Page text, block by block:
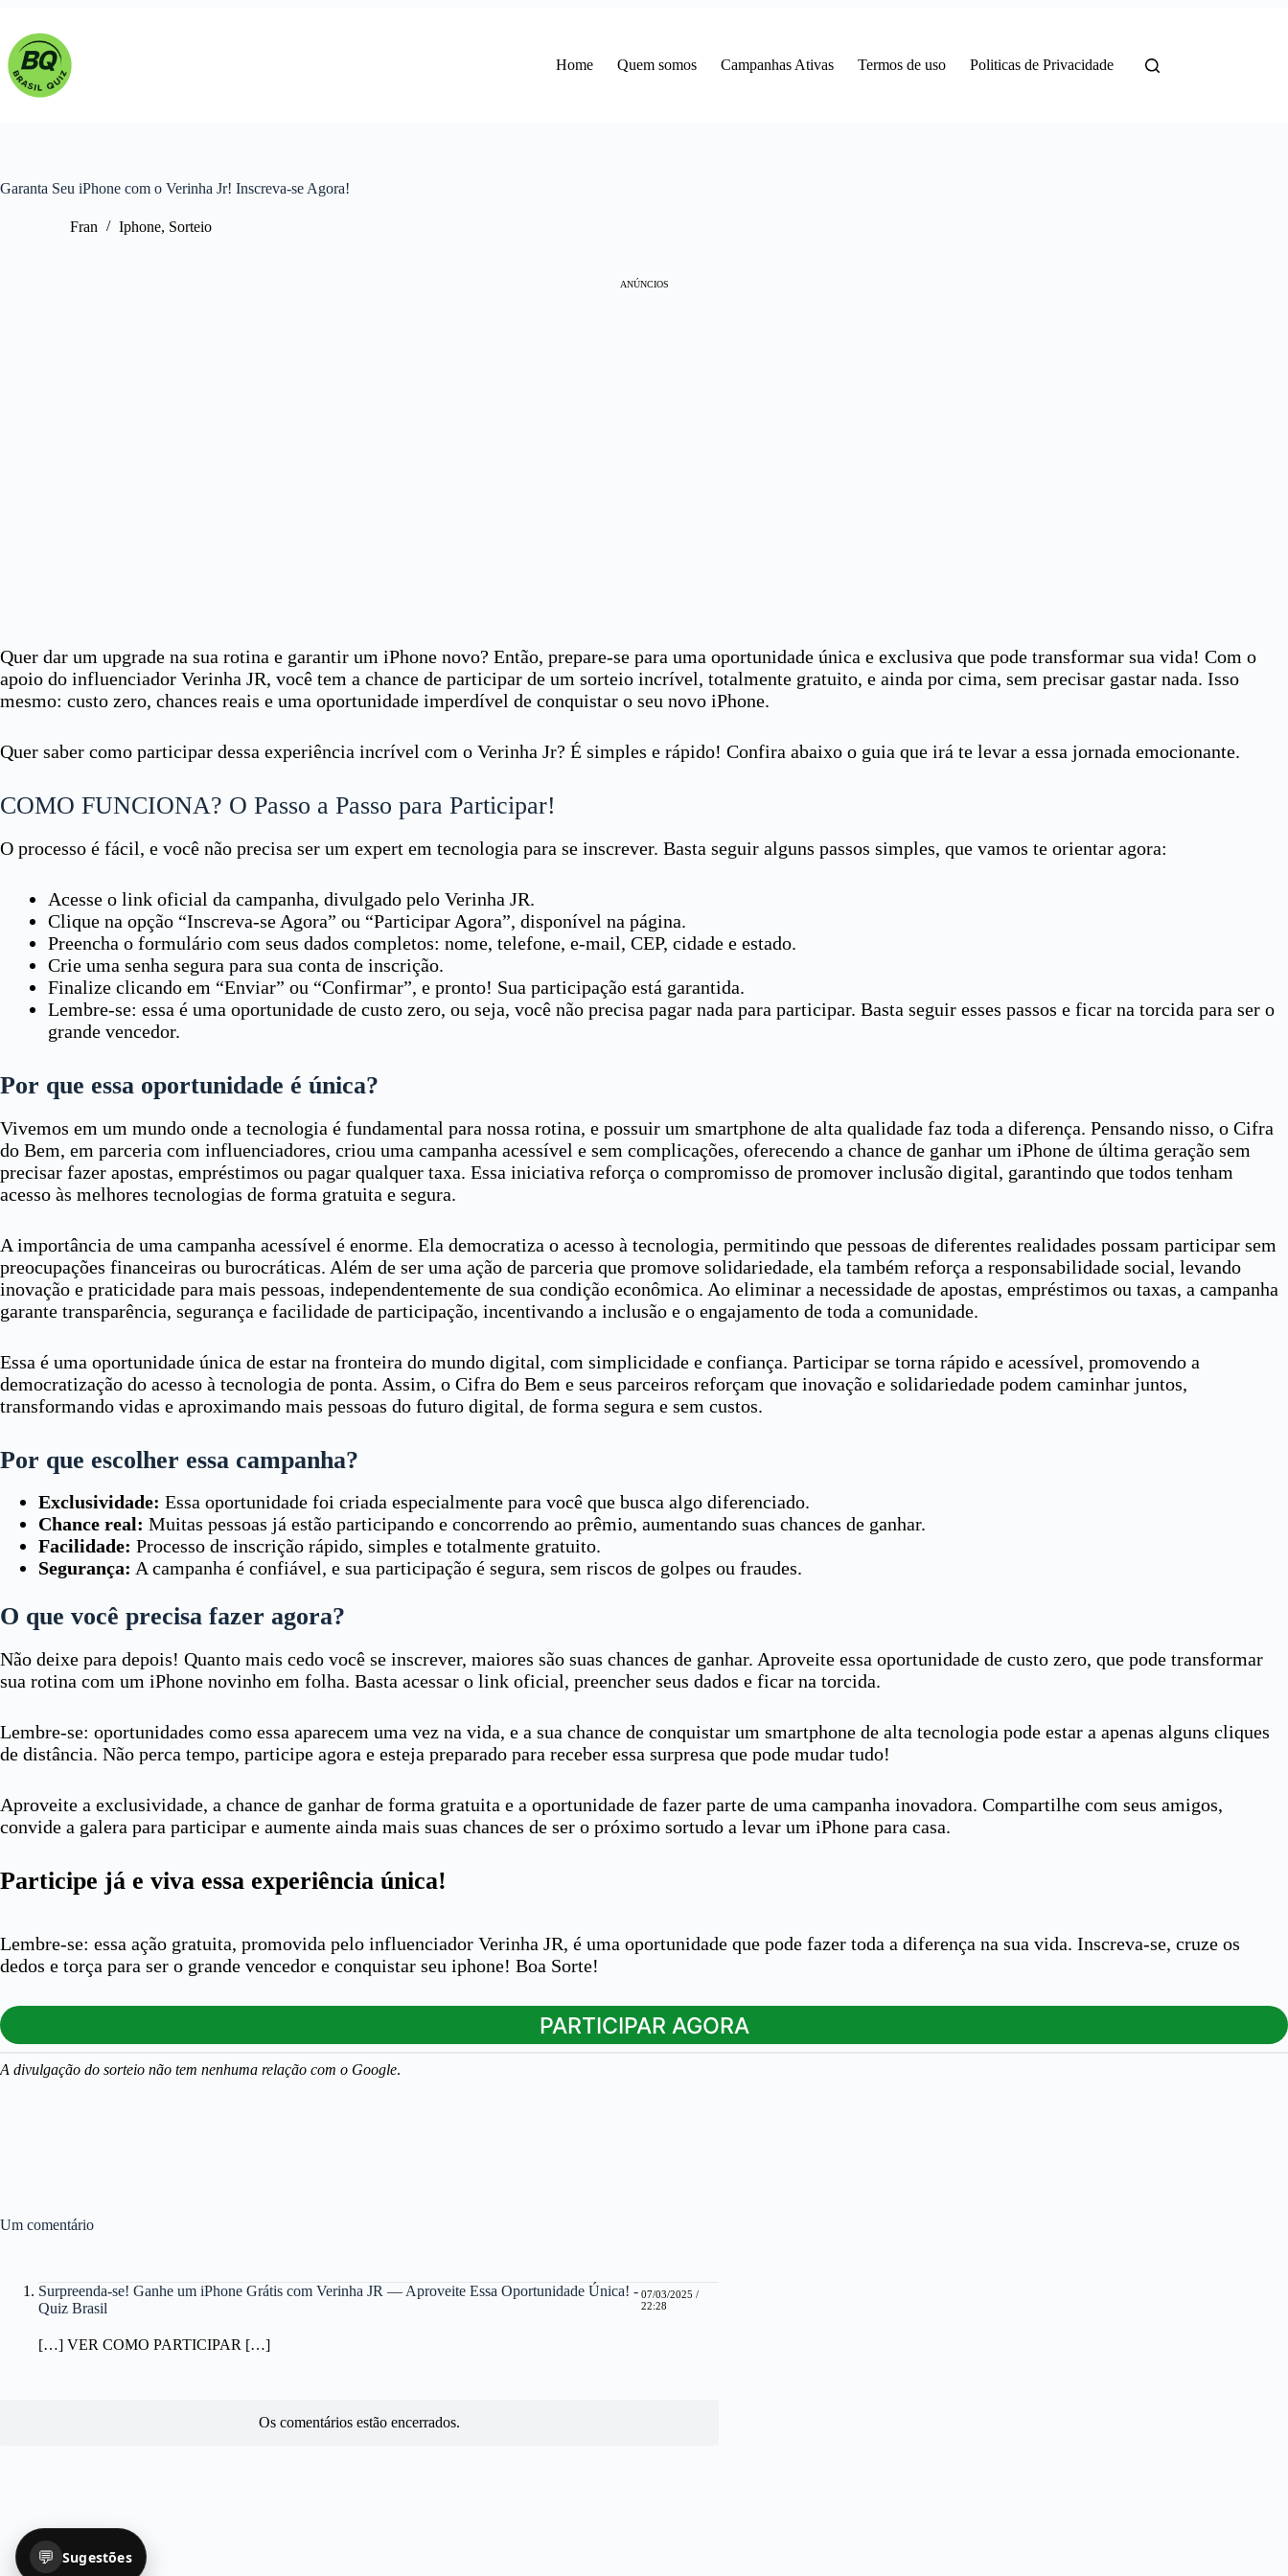
conteúdo
Home Quem somos Campanhas Ativas Termos de uso Politicas de Privacidade
Garanta Seu iPhone com o Verinha Jr! Inscreva-se Agora!
Fran Iphone, Sorteio
ANÚNCIOS
Quer dar um upgrade na sua rotina e garantir um iPhone novo? Então, prepare-se para uma oportunidade única e exclusiva que pode transformar sua vida! Com o
apoio do influenciador Verinha JR, você tem a chance de participar de um sorteio incrível, totalmente gratuito, e ainda por cima, sem precisar gastar nada. Isso
mesmo: custo zero, chances reais e uma oportunidade imperdível de conquistar o seu novo iPhone.
Quer saber como participar dessa experiência incrível com o Verinha Jr? É simples e rápido! Confira abaixo o guia que irá te levar a essa jornada emocionante.
COMO FUNCIONA? O Passo a Passo para Participar!
O processo é fácil, e você não precisa ser um expert em tecnologia para se inscrever. Basta seguir alguns passos simples, que vamos te orientar agora:
Acesse o link oficial da campanha, divulgado pelo Verinha JR.
Clique na opção “Inscreva-se Agora” ou “Participar Agora”, disponível na página.
Preencha o formulário com seus dados completos: nome, telefone, e-mail, CEP, cidade e estado.
Crie uma senha segura para sua conta de inscrição.
Finalize clicando em “Enviar” ou “Confirmar”, e pronto! Sua participação está garantida.
Lembre-se: essa é uma oportunidade de custo zero, ou seja, você não precisa pagar nada para participar. Basta seguir esses passos e ficar na torcida para ser o
grande vencedor.
Por que essa oportunidade é única?
Vivemos em um mundo onde a tecnologia é fundamental para nossa rotina, e possuir um smartphone de alta qualidade faz toda a diferença. Pensando nisso, o Cifra
do Bem, em parceria com influenciadores, criou uma campanha acessível e sem complicações, oferecendo a chance de ganhar um iPhone de última geração sem
precisar fazer apostas, empréstimos ou pagar qualquer taxa. Essa iniciativa reforça o compromisso de promover inclusão digital, garantindo que todos tenham
acesso às melhores tecnologias de forma gratuita e segura.
A importância de uma campanha acessível é enorme. Ela democratiza o acesso à tecnologia, permitindo que pessoas de diferentes realidades possam participar sem
preocupações financeiras ou burocráticas. Além de ser uma ação de parceria que promove solidariedade, ela também reforça a responsabilidade social, levando
inovação e praticidade para mais pessoas, independentemente de sua condição econômica. Ao eliminar a necessidade de apostas, empréstimos ou taxas, a campanha
garante transparência, segurança e facilidade de participação, incentivando a inclusão e o engajamento de toda a comunidade.
Essa é uma oportunidade única de estar na fronteira do mundo digital, com simplicidade e confiança. Participar se torna rápido e acessível, promovendo a
democratização do acesso à tecnologia de ponta. Assim, o Cifra do Bem e seus parceiros reforçam que inovação e solidariedade podem caminhar juntos,
transformando vidas e aproximando mais pessoas do futuro digital, de forma segura e sem custos.
Por que escolher essa campanha?
Exclusividade: Essa oportunidade foi criada especialmente para você que busca algo diferenciado.
Chance real: Muitas pessoas já estão participando e concorrendo ao prêmio, aumentando suas chances de ganhar.
Facilidade: Processo de inscrição rápido, simples e totalmente gratuito.
Segurança: A campanha é confiável, e sua participação é segura, sem riscos de golpes ou fraudes.
O que você precisa fazer agora?
Não deixe para depois! Quanto mais cedo você se inscrever, maiores são suas chances de ganhar. Aproveite essa oportunidade de custo zero, que pode transformar
sua rotina com um iPhone novinho em folha. Basta acessar o link oficial, preencher seus dados e ficar na torcida.
Lembre-se: oportunidades como essa aparecem uma vez na vida, e a sua chance de conquistar um smartphone de alta tecnologia pode estar a apenas alguns cliques
de distância. Não perca tempo, participe agora e esteja preparado para receber essa surpresa que pode mudar tudo!
Aproveite a exclusividade, a chance de ganhar de forma gratuita e a oportunidade de fazer parte de uma campanha inovadora. Compartilhe com seus amigos,
convide a galera para participar e aumente ainda mais suas chances de ser o próximo sortudo a levar um iPhone para casa.
Participe já e viva essa experiência única!
Lembre-se: essa ação gratuita, promovida pelo influenciador Verinha JR, é uma oportunidade que pode fazer toda a diferença na sua vida. Inscreva-se, cruze os
dedos e torça para ser o grande vencedor e conquistar seu iphone! Boa Sorte!
PARTICIPAR AGORA
A divulgação do sorteio não tem nenhuma relação com o Google.
Um comentário
Surpreenda-se! Ganhe um iPhone Grátis com Verinha JR — Aproveite Essa Oportunidade Única! -
Quiz Brasil
07/03/2025 /
22:28
[…] VER COMO PARTICIPAR […]
Os comentários estão encerrados.
💬 Sugestões